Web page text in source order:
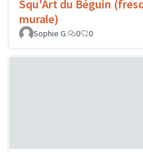
Squ'Art du Béguin
murale)
Sophie G.
0 0